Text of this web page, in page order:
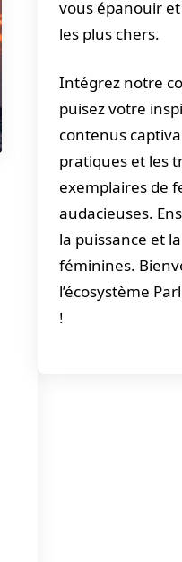
vous épanouir
les plus chers.
Intégrez notre
puisez votre
contenus
pratiques et les
exemplaires de
audacieuses.
la puissance et
féminines.
l’écosystème
!